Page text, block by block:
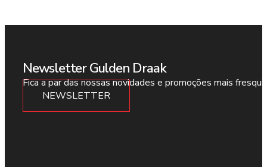
Newsletter Gulden Draak
Fica a par das nossas novidades e promoções mais
NEWSLETTER